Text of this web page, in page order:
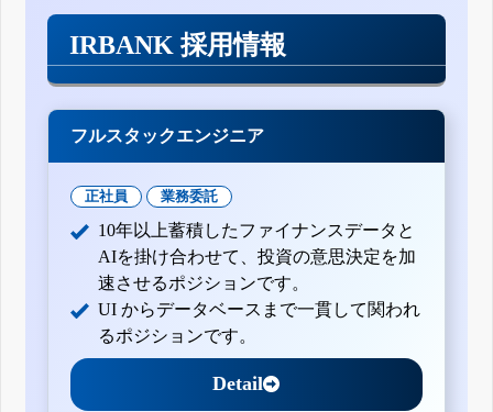
IRBANK 採用情報
フルスタックエンジニア
正社員 業務委託
10年以上蓄積したファイナンスデータと
AIを掛け合わせて、投資の意思決定を加
速させるポジションです。
UI からデータベースまで一貫して関われ
るポジションです。
Detail